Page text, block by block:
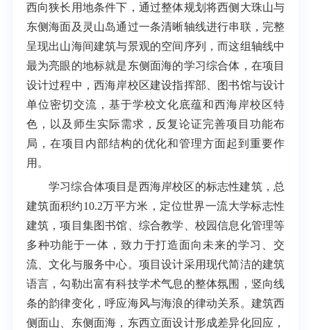
西向狭长用地条件下，通过整体规划将西侧大珠山与
东侧海面及灵山岛通过一条清晰轴线进行串联，完整
呈现出山海间建筑与景观的空间序列，而这组轴线中
最为亮眼的地标就是东侧面海的学习综合体，在项目
设计过程中，西海岸校区建设指挥部、图书馆与设计
单位密切交流，基于学校文化底蕴和西海岸校区特
色，以及师生实际需求，反复论证完善项目功能布
局，在项目内部结构的优化和管理方面起到重要作
用。
学习综合体项目是西海岸校区的标志性建筑，总
建筑面积约10.2万平方米，定位世界一流大学标志性
建筑，项目集图书馆、综合教学、校园信息化管理等
多种功能于一体，致力于打造面向未来的学习、交
流、文化与服务中心。项目设计采用现代简洁的建筑
语言，勾勒出富有科技学术气息的整体氛围，竖向线
条的韵律变化，呼应海风与海浪的律动关系。建筑西
侧面山、东侧面海，东西立面设计形成差异化回应，